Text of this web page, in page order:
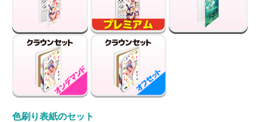
色刷り表紙のセット